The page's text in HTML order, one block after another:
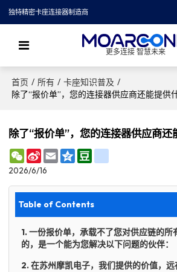
独特精密卡座连接器制造商
更多连接 智慧未来
首页 / 所有 / 卡座知识普及 /
除了“报价单”，您的连接器供应商还能提供
除了“报价单”，您的连接器供应商还
WeChat
Sina
Weibo
EmailQzone
2026/6/16
Table of Contents
1. 一份报价单，承载不了您对供应链的所
的，是一个能为您解决以下问题的伙伴：
2. 在苏州摩凯电子，我们提供的价值，远